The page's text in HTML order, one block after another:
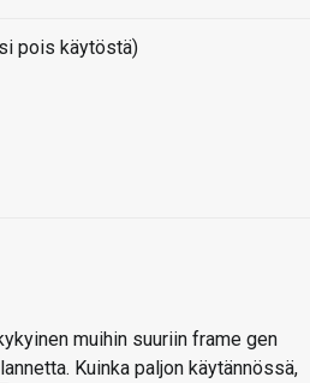
pois käytöstä)
muihin suuriin frame gen
Kuinka paljon käytännössä,